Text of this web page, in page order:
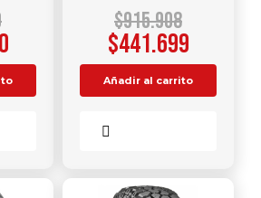
$915.908
$441.699
Añadir al carrito